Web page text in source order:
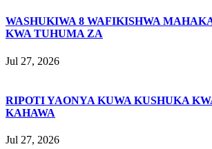
WASHUKIWA 8 WAFIKISHWA
KWA TUHUMA ZA
Jul 27, 2026
RIPOTI YAONYA KUWA KUSHUKA
KAHAWA
Jul 27, 2026